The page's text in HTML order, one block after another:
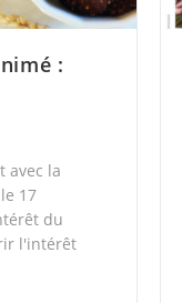
:
avec la
17
du
l'intérêt